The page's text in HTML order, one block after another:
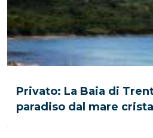
Privato: La Baia di
paradiso dal mare